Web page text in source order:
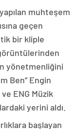
muhteşem
geçen
bir kliple
yönetmenliğini
Ben” Engin
ENG Müzik
yerini aldı.
başlayan